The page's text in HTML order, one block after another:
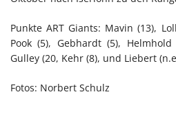
Punkte ART Giants: Mavin (13),
Pook (5), Gebhardt (5),
Gulley (20, Kehr (8), und Liebert
Fotos: Norbert Schulz